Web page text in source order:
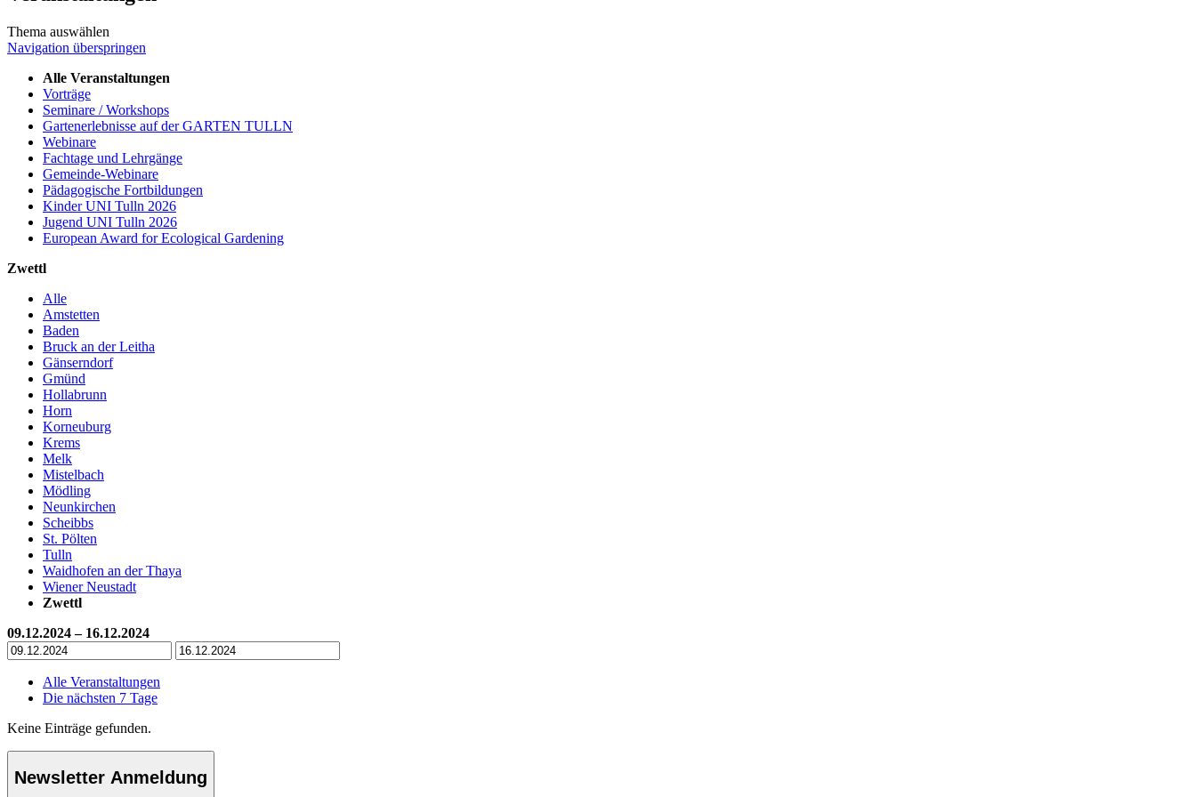
Thema auswählen
Navigation überspringen
Alle Veranstaltungen
Vorträge
Seminare / Workshops
Gartenerlebnisse auf der GARTEN TULLN
Webinare
Fachtage und Lehrgänge
Gemeinde-Webinare
Pädagogische Fortbildungen
Kinder UNI Tulln 2026
Jugend UNI Tulln 2026
European Award for Ecological Gardening
Zwettl
Alle
Amstetten
Baden
Bruck an der Leitha
Gänserndorf
Gmünd
Hollabrunn
Horn
Korneuburg
Krems
Melk
Mistelbach
Mödling
Neunkirchen
Scheibbs
St. Pölten
Tulln
Waidhofen an der Thaya
Wiener Neustadt
Zwettl
09.12.2024 – 16.12.2024
Alle Veranstaltungen
Die nächsten 7 Tage
Keine Einträge gefunden.
Newsletter Anmeldung